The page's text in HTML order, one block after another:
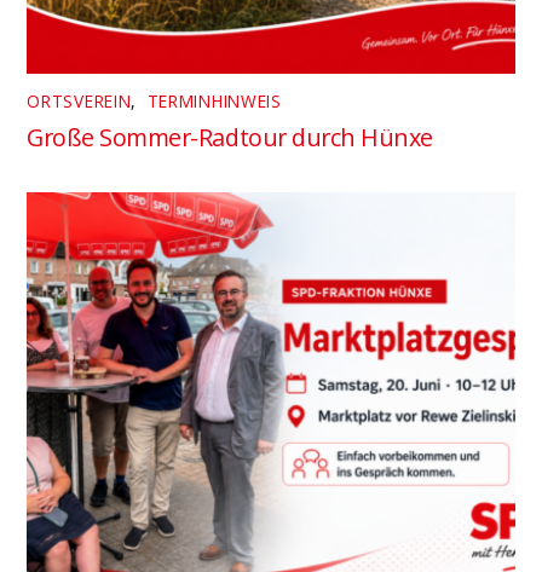
ORTSVEREIN, TERMINHINWEIS
Große Sommer-Radtour durch Hünxe